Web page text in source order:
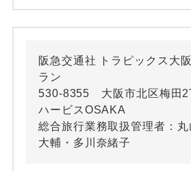
阪急交通社 トラピックス大
ラン
530-8355 大阪市北区梅田
ハービスOSAKA
総合旅行業務取扱管理者：
大輔・多川奈緒子